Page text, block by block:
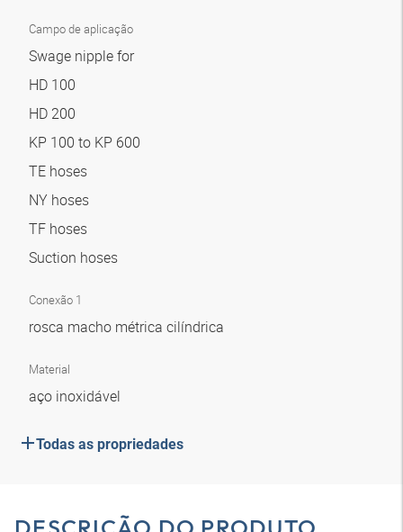
Campo de aplicação
Swage nipple for
HD 100
HD 200
KP 100 to KP 600
TE hoses
NY hoses
TF hoses
Suction hoses
Conexão 1
rosca macho métrica cilíndrica
Material
aço inoxidável
Todas as propriedades